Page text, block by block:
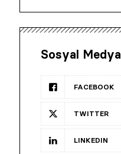
Sosyal Medya
FACEBOOK
TWITTER
LINKEDIN